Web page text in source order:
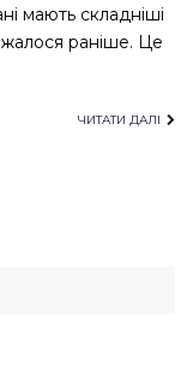
мають складніші
раніше. Це
ЧИТАТИ ДАЛІ